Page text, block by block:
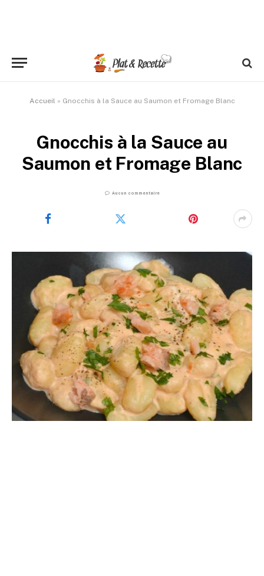
Accueil » Gnocchis à la Sauce au Saumon et Fromage Blanc
Gnocchis à la Sauce au
Saumon et Fromage Blanc
Aucun commentaire